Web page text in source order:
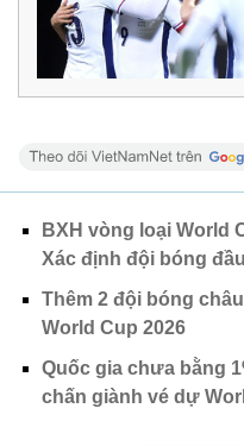
BXH vòng loại World
Xác định đội bóng
Thêm 2 đội bóng
World Cup 2026
Quốc gia chưa bằng
chấn giành vé dự